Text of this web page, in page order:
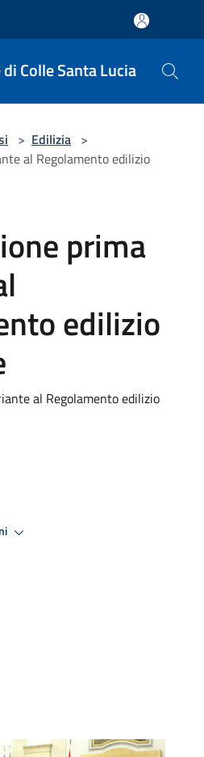
Colle Santa Lucia
> Edilizia >
al Regolamento edilizio
prima
edilizio
al Regolamento edilizio